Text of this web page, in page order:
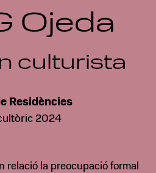
Ojeda
culturista
Residències
2024
relació la preocupació formal